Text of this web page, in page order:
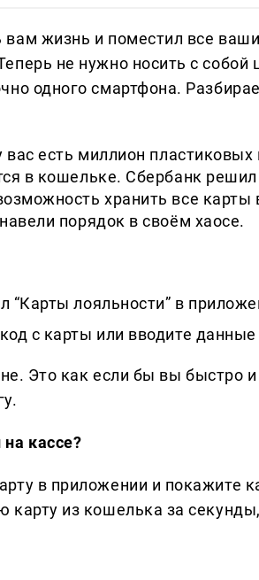
вам жизнь и поместил все
не нужно носить с собой
одного смартфона.
вас есть миллион
в кошельке. Сбербанк решил
хранить все карты
порядок в своём хаосе.
“Карты лояльности” в
с карты или вводите
Это как если бы вы быстро
кассе?
в приложении и покажите
карту из кошелька за